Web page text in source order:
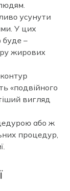
усунути
У цих
–
жирових
«подвійного
вигляд
або ж
процедур,